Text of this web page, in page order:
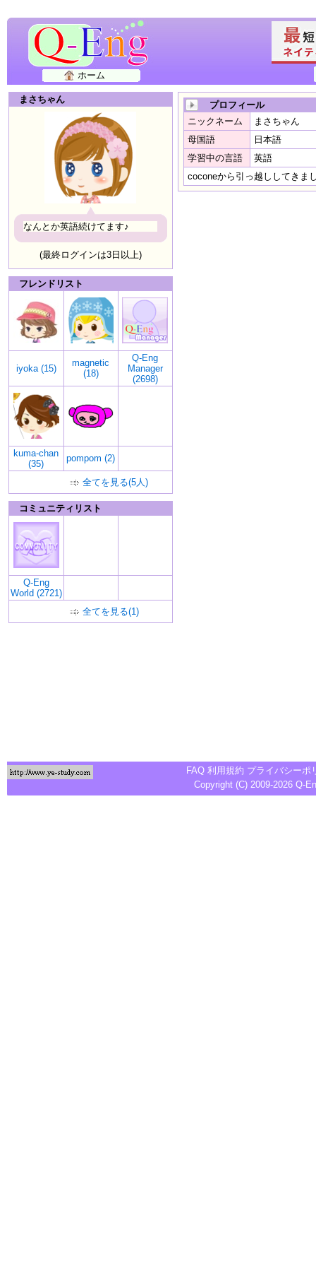
ホーム
まさちゃん
なんとか英語続けてます♪
(最終ログインは3日以上)
フレンドリスト
iyoka (15)
magnetic
(18)
Q-Eng
Manager
(2698)
kuma-chan
(35)
pompom (2)
全てを見る(5人)
コミュニティリスト
Q-Eng
World (2721)
全てを見る(1)
プロフィール
ニックネーム
まさちゃん
母国語
日本語
学習中の言語
英語
coconeから引っ越ししてきま
FAQ 利用規約 プライバシーポ
Copyright (C) 2009-2026 Q-